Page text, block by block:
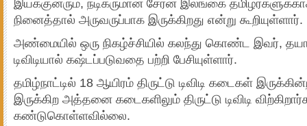
இயக்குனரும், நடிகருமான சேரன் இலங்கை
நினைத்தால் அருவருப்பாக இருக்கிறது என்று கூறியுள்ளார்.
அண்மையில் ஒரு நிகழ்ச்சியில் கலந்து கொண்ட இவர்,
டிவிடியால் கஷ்டப்படுவதை பற்றி பேசியுள்ளார்.
தமிழ்நாட்டில் 18 ஆயிரம் திருட்டு டிவிடி கடைகள்
இருக்கிற அத்தனை கடைகளிலும் திருட்டு டிவிடி
கண்டுகொள்ளவில்லை.